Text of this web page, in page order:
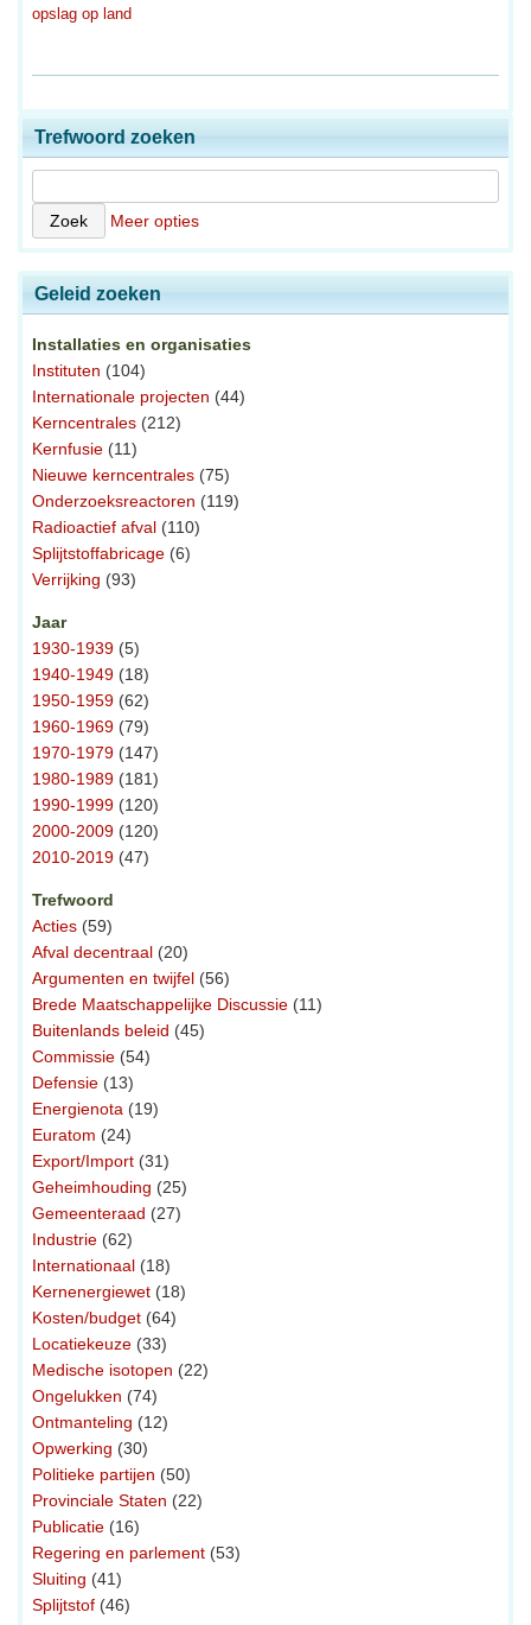
opslag op land
Trefwoord zoeken
Meer opties
Geleid zoeken
Installaties en organisaties
Instituten (104)
Internationale projecten (44)
Kerncentrales (212)
Kernfusie (11)
Nieuwe kerncentrales (75)
Onderzoeksreactoren (119)
Radioactief afval (110)
Splijtstoffabricage (6)
Verrijking (93)
Jaar
1930-1939 (5)
1940-1949 (18)
1950-1959 (62)
1960-1969 (79)
1970-1979 (147)
1980-1989 (181)
1990-1999 (120)
2000-2009 (120)
2010-2019 (47)
Trefwoord
Acties (59)
Afval decentraal (20)
Argumenten en twijfel (56)
Brede Maatschappelijke Discussie (11)
Buitenlands beleid (45)
Commissie (54)
Defensie (13)
Energienota (19)
Euratom (24)
Export/Import (31)
Geheimhouding (25)
Gemeenteraad (27)
Industrie (62)
Internationaal (18)
Kernenergiewet (18)
Kosten/budget (64)
Locatiekeuze (33)
Medische isotopen (22)
Ongelukken (74)
Ontmanteling (12)
Opwerking (30)
Politieke partijen (50)
Provinciale Staten (22)
Publicatie (16)
Regering en parlement (53)
Sluiting (41)
Splijtstof (46)